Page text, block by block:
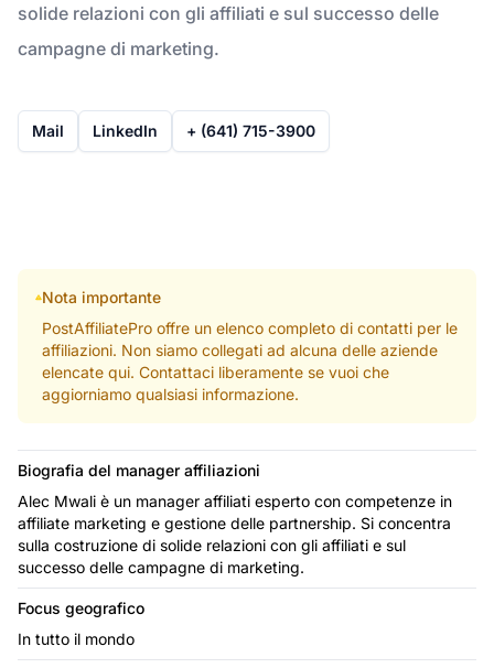
solide relazioni con gli affiliati e sul successo delle
campagne di marketing.
Mail LinkedIn + (641) 715-3900
Nota importante
PostAffiliatePro offre un elenco completo di contatti per le
affiliazioni. Non siamo collegati ad alcuna delle aziende
elencate qui. Contattaci liberamente se vuoi che
aggiorniamo qualsiasi informazione.
Biografia del manager affiliazioni
Alec Mwali è un manager affiliati esperto con competenze in
affiliate marketing e gestione delle partnership. Si concentra
sulla costruzione di solide relazioni con gli affiliati e sul
successo delle campagne di marketing.
Focus geografico
In tutto il mondo